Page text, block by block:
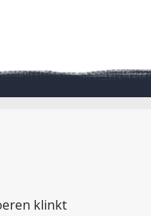
klinkt